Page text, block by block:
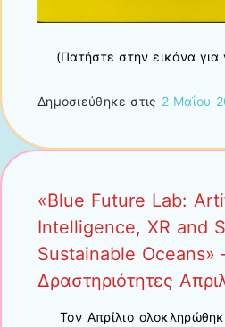
(Πατήστε στην εικόνα για
Δημοσιεύθηκε στις 2 Μαΐου
«Blue Future Lab:
Intelligence, XR and
Sustainable Oceans»
Δραστηριότητες
Τον Απρίλιο